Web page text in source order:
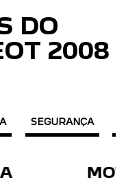
DO
2008
SEGURANÇA